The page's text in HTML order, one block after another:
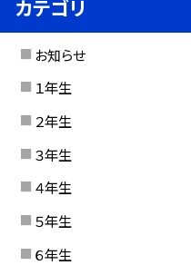
カテゴリ
お知らせ
１年生
２年生
３年生
４年生
５年生
６年生